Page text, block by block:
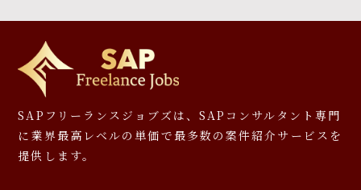
SAPフリーランスジョブズは、SAPコンサルタント専門
に 業界最高レベルの単価で最多数の案件紹介サービスを
提供します。